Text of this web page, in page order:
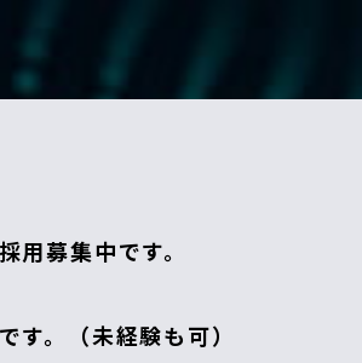
用募集中です。
す。（未経験も可）